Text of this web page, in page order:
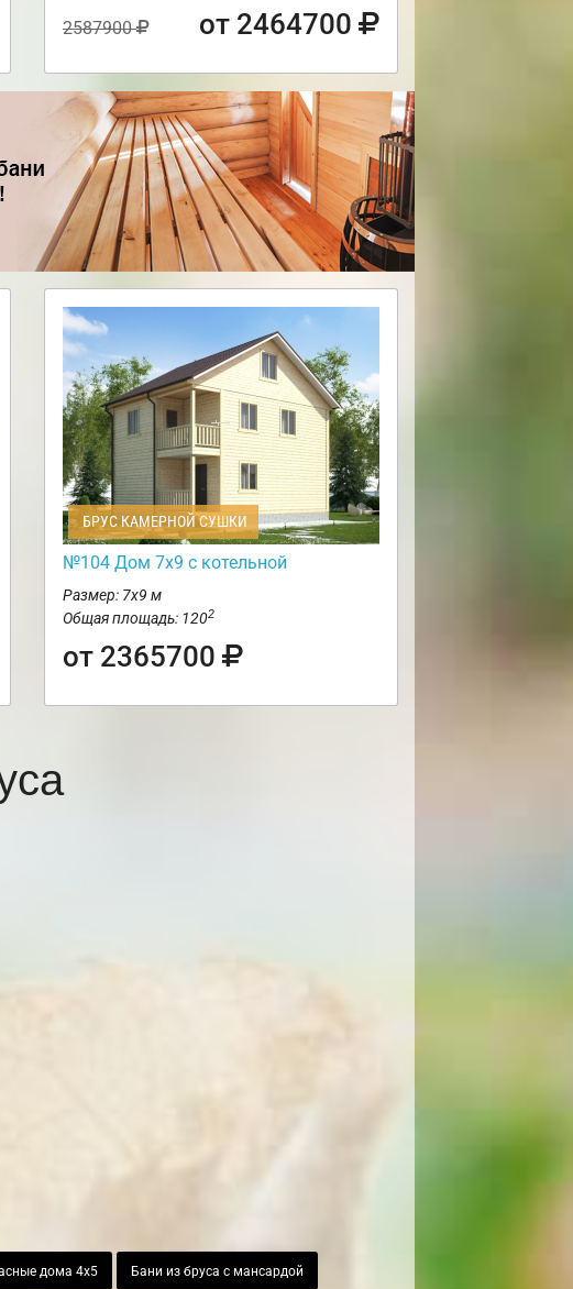
2587900 от 2464700
БРУС КАМЕРНОЙ СУШКИ
№104 Дом 7х9 с котельной
Размер: 7х9 м
Общая площадь: 1202
от 2365700
дома 4х5 Бани из бруса с мансардой